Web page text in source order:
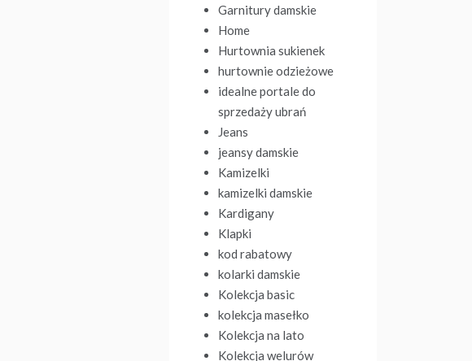
Garnitury damskie
Home
Hurtownia sukienek
hurtownie odzieżowe
idealne portale do
sprzedaży ubrań
Jeans
jeansy damskie
Kamizelki
kamizelki damskie
Kardigany
Klapki
kod rabatowy
kolarki damskie
Kolekcja basic
kolekcja masełko
Kolekcja na lato
Kolekcja welurów